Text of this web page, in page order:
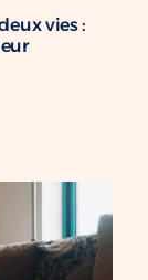
vies :